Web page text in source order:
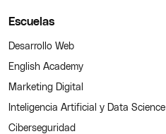
Escuelas
Desarrollo Web
English Academy
Marketing Digital
Inteligencia Artificial y Data Science
Ciberseguridad